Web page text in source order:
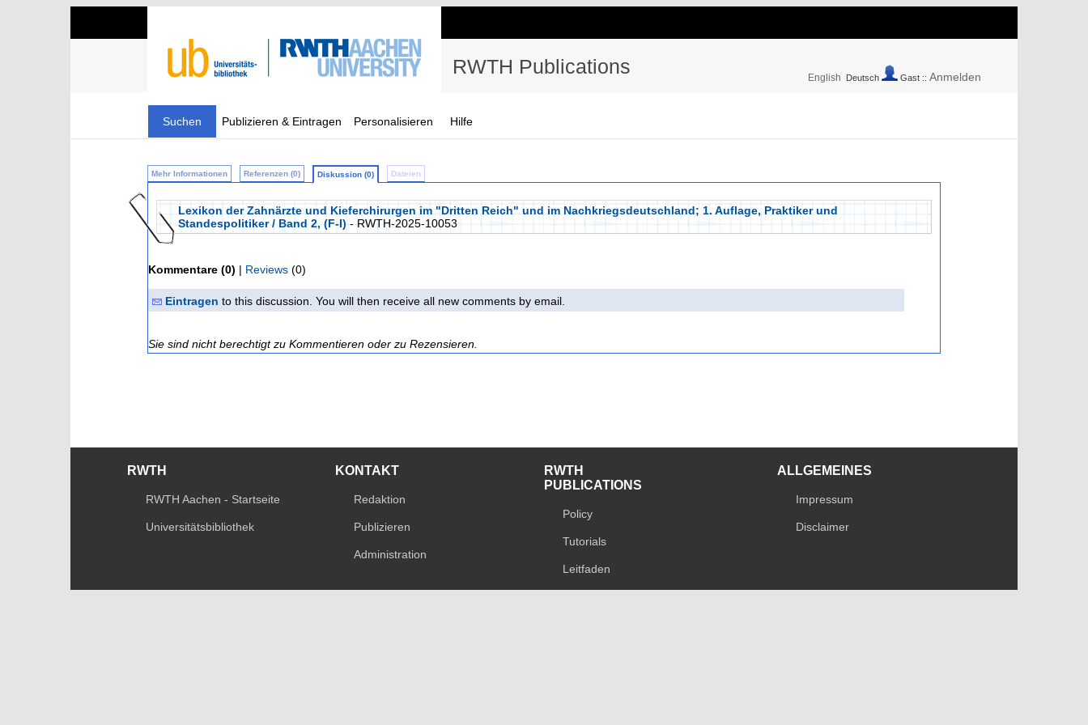
RWTH Publications English Deutsch Gast :: Anmelden
Suchen Publizieren & Eintragen Personalisieren Hilfe
Mehr Informationen Referenzen (0) Diskussion (0) Dateien
Lexikon der Zahnärzte und Kieferchirurgen im "Dritten Reich" und im Nachkriegsdeutschland; 1. Auflage, Praktiker und
Standespolitiker / Band 2, (F-I)- RWTH-2025-10053
Kommentare (0) | Reviews (0)
Eintragen to this discussion. You will then receive all new comments by email.
Sie sind nicht berechtigt zu Kommentieren oder zu Rezensieren.
RWTH
RWTH Aachen - Startseite
Universitätsbibliothek
KONTAKT
Redaktion
Publizieren
Administration
RWTH
PUBLICATIONS
Policy
Tutorials
Leitfaden
ALLGEMEINES
Impressum
Disclaimer